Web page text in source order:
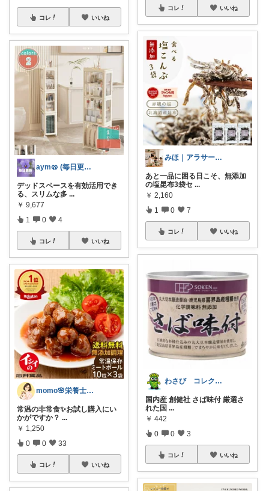
コレ いいね
aym🥨 (毎日更新してます🙌)
デッドスペースを有効活用でき
る、スリムな多 ...
￥ 9,677
1 0 4
コレ いいね
momo🌸栄養士✨身体に優しい暮らし
常温の非常食✨お試し購入にい
かがですか？ ...
￥ 1,250
0 0 33
コレ いいね
コレ いいね
みほ｜アラサー主婦｜共働き｜2児育児中
あと一品に困る日こそ、無添加
の塩昆布3袋セ ...
￥ 2,160
1 0 7
コレ いいね
わさび コレクションもご利用ください
国内産 創健社 さば味付 厳選さ
れた国 ...
￥ 442
0 0 3
コレ いいね